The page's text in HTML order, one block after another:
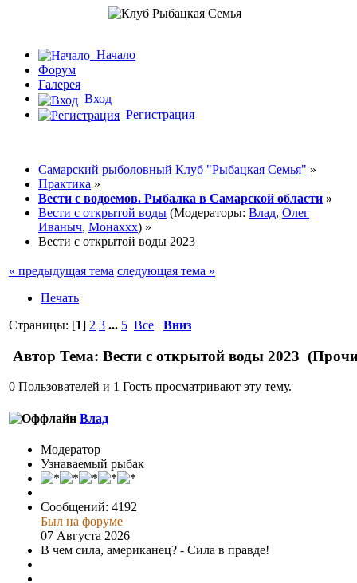
Начало
Форум
Галерея
Вход
Регистрация
Самарский рыболовный Клуб "Рыбацкая Семья" »
Практика »
Вести с водоемов. Рыбалка в Самарской области »
Вести с открытой воды (Модераторы: Влад, Олег
Иваныч, Монаххх) »
Вести с открытой воды 2023
« предыдущая тема следующая тема »
Печать
Страницы: [1] 2 3 ... 5 Все Вниз
Автор Тема: Вести с открытой воды 2023
0 Пользователей и 1 Гость просматривают эту тему.
Влад
Модератор
Узнаваемый рыбак
Сообщений: 4192
Был на форуме
07 Августа 2026
В чем сила, американец? - Сила в правде!